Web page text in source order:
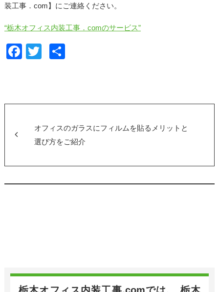
装工事．com】にご連絡ください。
“栃木オフィス内装工事．comのサービス”
F
オフィスのガラスにフィルムを貼るメリットと
選び方をご紹介